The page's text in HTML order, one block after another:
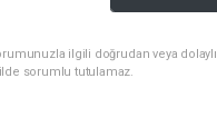
ilgili doğrudan veya dolaylı
sorumlu tutulamaz.